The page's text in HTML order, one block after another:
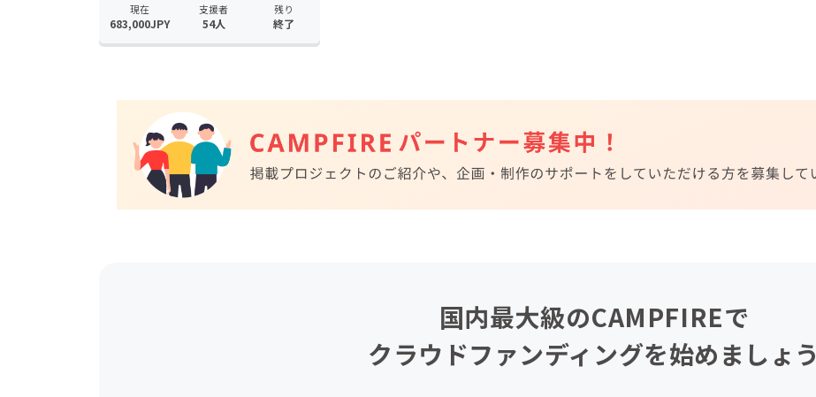
現在
683,000JPY
支援者
54人
残り
終了
国内最大級のCAMPFIREで
クラウドファンディングを始めましょう